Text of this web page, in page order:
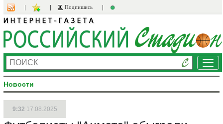
Подпишись
Новости
9:32 17.08.2025